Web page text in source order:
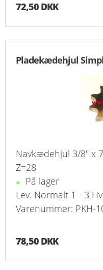
72,50 DKK
Pladekædehjul
Navkædehjul 3/8" x
Z=28
På lager
Lev. Normalt 1 - 3
Varenummer: PKH-
78,50 DKK